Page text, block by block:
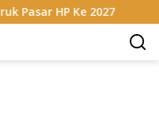
HP Ke 2027